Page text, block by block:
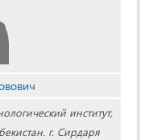
институт,
г. Сирдаря